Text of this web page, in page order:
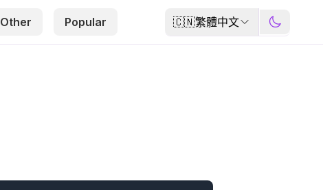
Other Popular 🇨🇳繁體中文